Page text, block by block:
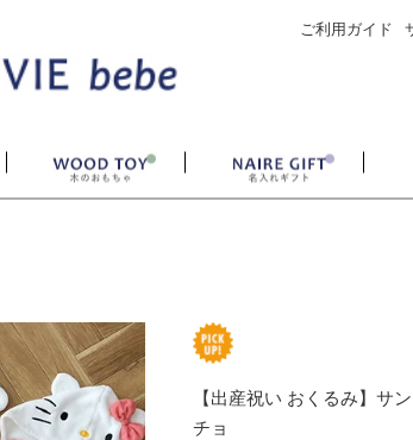
ご利用ガイド
【出産祝い おくるみ】サ
チョ